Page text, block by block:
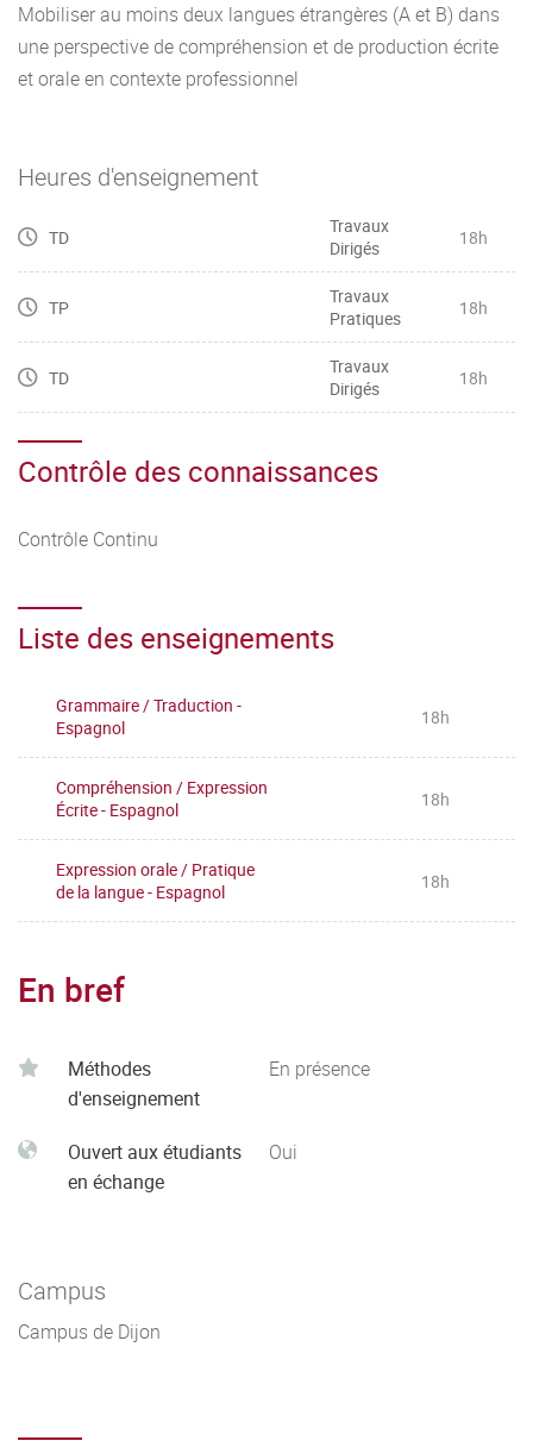
Mobiliser au moins deux langues étrangères (A et B) dans
une perspective de compréhension et de production écrite
et orale en contexte professionnel
Heures d'enseignement
TD
Travaux
Dirigés
18h
TP
Travaux
Pratiques
18h
TD
Travaux
Dirigés
18h
Contrôle des connaissances
Contrôle Continu
Liste des enseignements
Grammaire / Traduction -
Espagnol
18h
Compréhension / Expression
Écrite - Espagnol
18h
Expression orale / Pratique
de la langue - Espagnol
18h
En bref
Méthodes
d'enseignement
En présence
Ouvert aux étudiants
en échange
Oui
Campus
Campus de Dijon